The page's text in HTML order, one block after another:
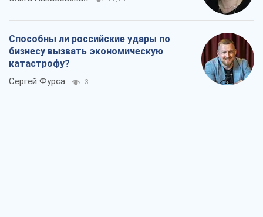
Способны ли российские удары по
бизнесу вызвать экономическую
катастрофу?
Сергей Фурса 3